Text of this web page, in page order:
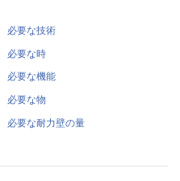
必要な技術
必要な時
必要な機能
必要な物
必要な耐力壁の量